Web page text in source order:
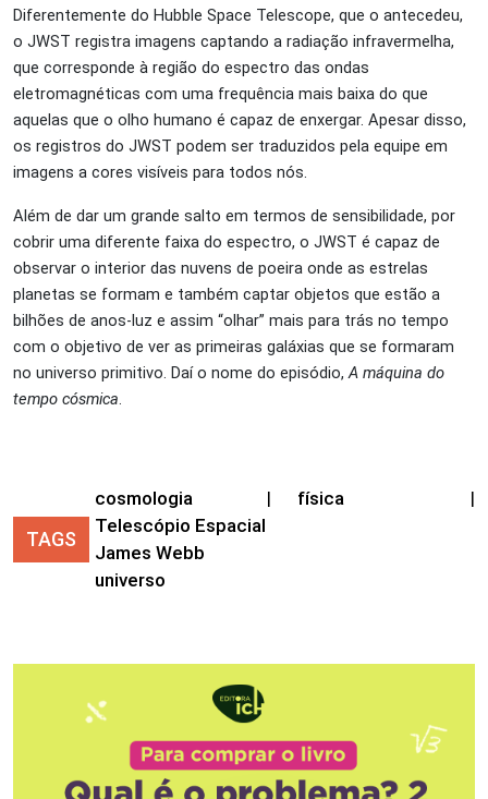
Diferentemente do Hubble Space Telescope, que o antecedeu,
o JWST registra imagens captando a radiação infravermelha,
que corresponde à região do espectro das ondas
eletromagnéticas com uma frequência mais baixa do que
aquelas que o olho humano é capaz de enxergar. Apesar disso,
os registros do JWST podem ser traduzidos pela equipe em
imagens a cores visíveis para todos nós.
Além de dar um grande salto em termos de sensibilidade, por
cobrir uma diferente faixa do espectro, o JWST é capaz de
observar o interior das nuvens de poeira onde as estrelas
planetas se formam e também captar objetos que estão a
bilhões de anos-luz e assim “olhar” mais para trás no tempo
com o objetivo de ver as primeiras galáxias que se formaram
no universo primitivo. Daí o nome do episódio,A máquina do
tempo cósmica.
TAGS
cosmologia | física
|
Telescópio Espacial
James Webb
universo